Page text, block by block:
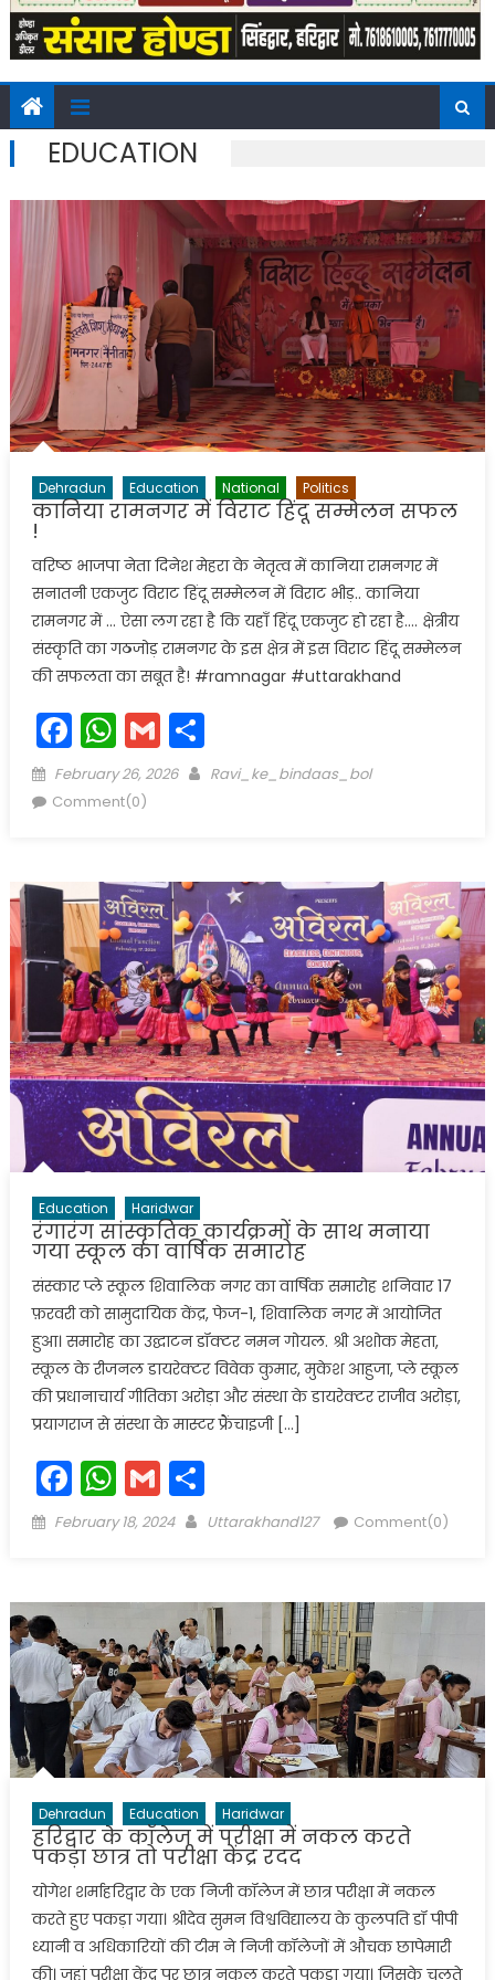
EDUCATION
Dehradun Education National Politics
कानिया रामनगर में विराट हिंदू सम्मेलन सफल
!
वरिष्ठ भाजपा नेता दिनेश मेहरा के नेतृत्व में कानिया रामनगर में
सनातनी एकजुट विराट हिंदू सम्मेलन में विराट भीड़.. कानिया
रामनगर में … ऐसा लग रहा है कि यहाँ हिंदू एकजुट हो रहा है…. क्षेत्रीय
संस्कृति का गठजोड़ रामनगर के इस क्षेत्र में इस विराट हिंदू सम्मेलन
की सफलता का सबूत है! #ramnagar #uttarakhand
Facebook
WhatsApp
GmailShare
Posted
on
February 26, 2026 Author
Ravi_ke_bindaas_bol
Comment(0)
Education Haridwar
रंगारंग सांस्‍कृतिक कार्यक्रमों के साथ मनाया
गया स्‍कूल का वार्षिक समारोह
संस्कार प्ले स्कूल शिवालिक नगर का वार्षिक समारोह शनिवार 17
फ़रवरी को सामुदायिक केंद्र, फेज-1, शिवालिक नगर में आयोजित
हुआ। समारोह का उद्घाटन डॉक्टर नमन गोयल. श्री अशोक मेहता,
स्‍कूल के रीजनल डायरेक्टर विवेक कुमार, मुकेश आहुजा, प्ले स्कूल
की प्रधानाचार्य गीतिका अरोड़ा और संस्था के डायरेक्टर राजीव अरोड़ा,
प्रयागराज से संस्था के मास्टर फ्रैंचाइजी […]
Facebook
WhatsApp
GmailShare
Posted
February 18, 2024 Author
Uttarakhand127 Comment(0)
Dehradun Education Haridwar
हरिद्वार के कॉलेज में परीक्षा में नकल करते
पकड़ा छात्र तो परीक्षा केंद्र रदद
योगेश शर्माहरिद्वार के एक निजी कॉलेज में छात्र परीक्षा में नकल
करते हुए पकड़ा गया। श्रीदेव सुमन विश्वविद्यालय के कुलपति डॉ पीपी
ध्यानी व अधिकारियों की टीम ने निजी कॉलेजों में औचक छापेमारी
की। जहां परीक्षा केंद्र पर छात्र नकल करते पकड़ा गया। जिसके चलते